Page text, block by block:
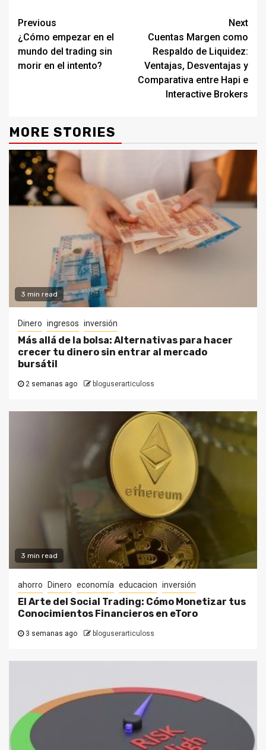
Continue
Reading
Previous
¿Cómo empezar en el
mundo del trading sin
morir en el intento?
Next
Cuentas Margen como
Respaldo de Liquidez:
Ventajas, Desventajas y
Comparativa entre Hapi e
Interactive Brokers
MORE STORIES
3 min read
Dinero ingresos inversión
Más allá de la bolsa: Alternativas para hacer
crecer tu dinero sin entrar al mercado
bursátil
2 semanas ago bloguserarticuloss
3 min read
ahorro Dinero economía educacion inversión
El Arte del Social Trading: Cómo Monetizar tus
Conocimientos Financieros en eToro
3 semanas ago bloguserarticuloss